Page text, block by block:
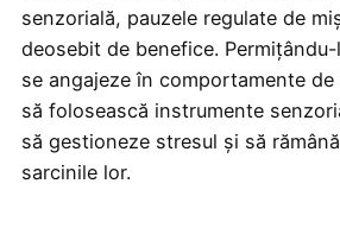
senzorială, pauzele regulate de
deosebit de benefice.
se angajeze în comportamente
să folosească instrumente
să gestioneze stresul și să
sarcinile lor.